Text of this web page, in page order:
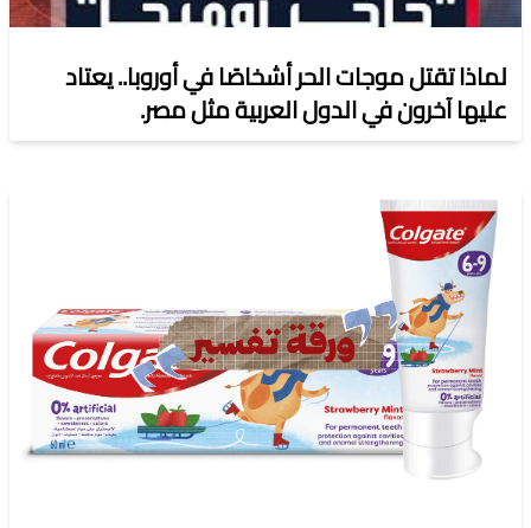
لماذا تقتل موجات الحر أشخاصًا في أوروبا.. يعتاد
عليها آخرون في الدول العربية مثل مصر.